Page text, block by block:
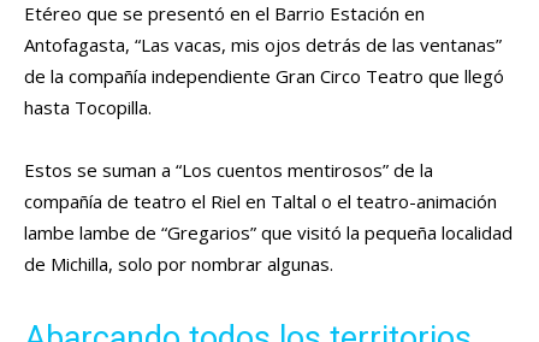
Etéreo que se presentó en el Barrio Estación en
Antofagasta, “Las vacas, mis ojos detrás de las ventanas”
de la compañía independiente Gran Circo Teatro que llegó
hasta Tocopilla.
Estos se suman a “Los cuentos mentirosos” de la
compañía de teatro el Riel en Taltal o el teatro-animación
lambe lambe de “Gregarios” que visitó la pequeña localidad
de Michilla, solo por nombrar algunas.